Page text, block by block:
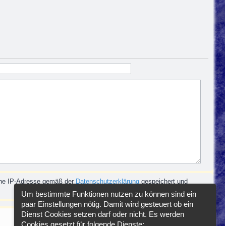
IP-Adresse gemäß der Datenschutzerklärung gespeichert und
Um bestimmte Funktionen nutzen zu können sind ein
paar Einstellungen nötig. Damit wird gesteuert ob ein
Dienst Cookies setzen darf oder nicht. Es werden